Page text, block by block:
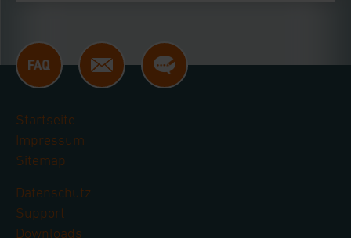
Startseite
Impressum
Sitemap
Datenschutz
Support
Downloads